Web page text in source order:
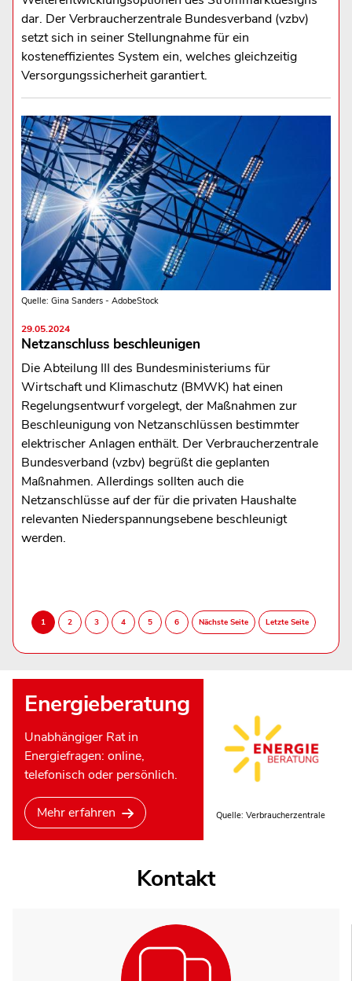
dar. Der Verbraucherzentrale Bundesverband (vzbv)
setzt sich in seiner Stellungnahme für ein
kosteneffizientes System ein, welches gleichzeitig
Versorgungssicherheit garantiert.
Quelle: Gina Sanders - AdobeStock
29.05.2024
Netzanschluss beschleunigen
Die Abteilung III des Bundesministeriums für
Wirtschaft und Klimaschutz (BMWK) hat einen
Regelungsentwurf vorgelegt, der Maßnahmen zur
Beschleunigung von Netzanschlüssen bestimmter
elektrischer Anlagen enthält. Der Verbraucherzentrale
Bundesverband (vzbv) begrüßt die geplanten
Maßnahmen. Allerdings sollten auch die
Netzanschlüsse auf der für die privaten Haushalte
relevanten Niederspannungsebene beschleunigt
werden.
Energieberatung
Unabhängiger Rat in
Energiefragen: online,
telefonisch oder persönlich.
Mehr erfahren Quelle: Verbraucherzentrale
Kontakt